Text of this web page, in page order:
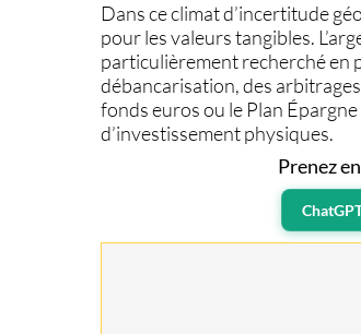
Dans ce climat d’incertitude
pour les valeurs tangibles. L’
particulièrement recherché en
débancarisation, des
fonds euros ou le Plan
d’investissementphysiques.
Prenez